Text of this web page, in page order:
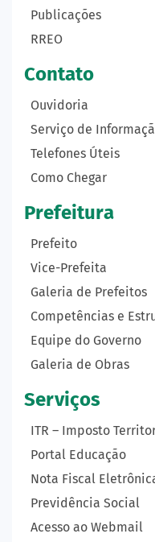
Publicações
RREO
Contato
Ouvidoria
Serviço de
Telefones Úteis
Como Chegar
Prefeitura
Prefeito
Vice-Prefeita
Galeria de Prefeitos
Competências e
Equipe do Governo
Galeria de Obras
Serviços
ITR – Imposto
Portal Educação
Nota Fiscal
Previdência Social
Acesso ao Webmail